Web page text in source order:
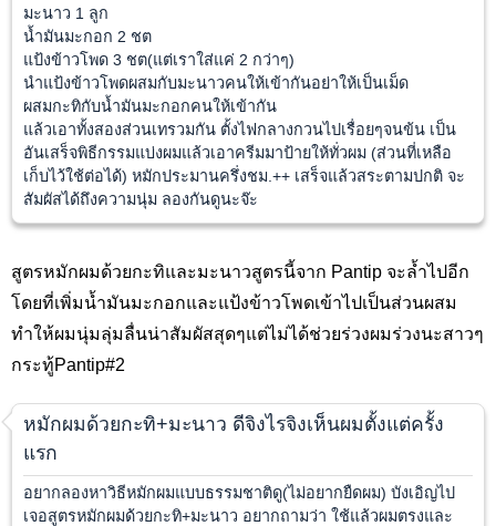
มะนาว 1 ลูก
น้ำมันมะกอก 2 ชต
แป้งข้าวโพด 3 ชต(แต่เราใส่แค่ 2 กว่าๆ)
นำแป้งข้าวโพดผสมกับมะนาวคนให้เข้ากันอย่าให้เป็นเม็ด
ผสมกะทิกับน้ำมันมะกอกคนให้เข้ากัน
แล้วเอาทั้งสองส่วนเทรวมกัน ตั้งไฟกลางกวนไปเรื่อยๆจนข้น เป็น
อันเสร็จพิธีกรรมแบ่งผมแล้วเอาครีมมาป้ายให้ทั่วผม (ส่วนที่เหลือ
เก็บไว้ใช้ต่อได้) หมักประมานครึ่งชม.++ เสร็จแล้วสระตามปกติ จะ
สัมผัสได้ถึงความนุ่ม ลองกันดูนะจ๊ะ
สูตรหมักผมด้วยกะทิและมะนาวสูตรนี้จาก Pantip จะล้ำไปอีก
โดยที่เพิ่มน้ำมันมะกอกและแป้งข้าวโพดเข้าไปเป็นส่วนผสม
ทำให้ผมนุ่มลุ่มลื่นน่าสัมผัสสุดๆแต่ไม่ได้ช่วยร่วงผมร่วงนะสาวๆ
กระทู้Pantip#2
หมักผมด้วยกะทิ+มะนาว ดีจิงไรจิงเห็นผมตั้งแต่ครั้ง
แรก
อยากลองหาวิธีหมักผมแบบธรรมชาติดู(ไม่อยากยืดผม) บังเอิญไป
เจอสูตรหมักผมด้วยกะทิ+มะนาว อยากถามว่า ใช้แล้วผมตรงและ